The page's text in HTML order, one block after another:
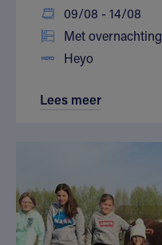
09/08 - 14/08
Met overnachting
Heyo
Lees meer